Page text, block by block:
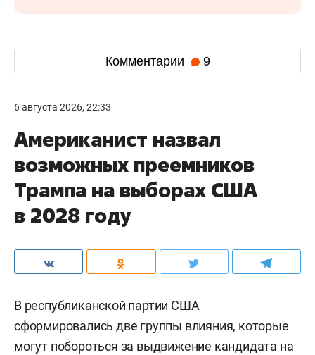
Комментарии 9
6 августа 2026, 22:33
Американист назвал
возможных преемников
Трампа на выборах США
в 2028 году
В республиканской партии США
сформировались две группы влияния, которые
могут побороться за выдвижение кандидата на